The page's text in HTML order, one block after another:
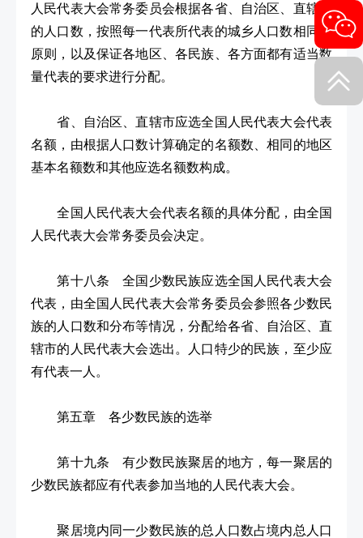
人民代表大会常务委员会根据各省、自治区、直辖市
的人口数，按照每一代表所代表的城乡人口数相同的
原则，以及保证各地区、各民族、各方面都有适当数
量代表的要求进行分配。
省、自治区、直辖市应选全国人民代表大会代表
名额，由根据人口数计算确定的名额数、相同的地区
基本名额数和其他应选名额数构成。
全国人民代表大会代表名额的具体分配，由全国
人民代表大会常务委员会决定。
第十八条 全国少数民族应选全国人民代表大会
代表，由全国人民代表大会常务委员会参照各少数民
族的人口数和分布等情况，分配给各省、自治区、直
辖市的人民代表大会选出。人口特少的民族，至少应
有代表一人。
第五章 各少数民族的选举
第十九条 有少数民族聚居的地方，每一聚居的
少数民族都应有代表参加当地的人民代表大会。
聚居境内同一少数民族的总人口数占境内总人口